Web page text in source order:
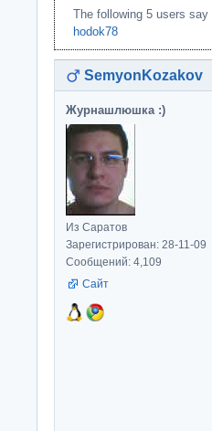
The following 5 users say
hodok78
SemyonKozakov
Журнашлюшка :)
Из Саратов
Зарегистрирован: 28-11-09
Сообщений: 4,109
Сайт